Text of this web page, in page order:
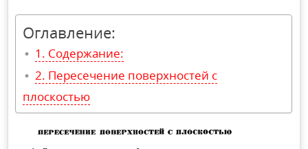
Оглавление:
Содержание:
Пересечение поверхностей с
плоскостью